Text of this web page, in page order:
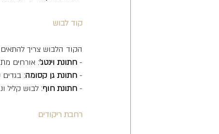
קוד לבוש
הקוד הלבוש צריך
- חתונת וינטג': אורחים
- חתונת גן קסומה: בגדים
- חתונת חוף: לבוש קליל
רחבת ריקודים